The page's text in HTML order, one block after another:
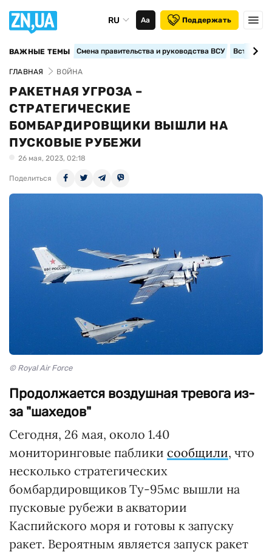
RU Аа Поддержать
ВАЖНЫЕ ТЕМЫ Смена правительства и руководства ВСУ
ГЛАВНАЯ ВОЙНА
РАКЕТНАЯ УГРОЗА –
СТРАТЕГИЧЕСКИЕ
БОМБАРДИРОВЩИКИ ВЫШЛИ НА
ПУСКОВЫЕ РУБЕЖИ
26 мая, 2023, 02:18
Поделиться
© Royal Air Force
Продолжается воздушная тревога из-
за "шахедов"
Сегодня, 26 мая, около 1.40
мониторинговые паблики сообщили, что
несколько стратегических
бомбардировщиков Ту-95мс вышли на
пусковые рубежи в акватории
Каспийского моря и готовы к запуску
ракет. Вероятным является запуск ракет